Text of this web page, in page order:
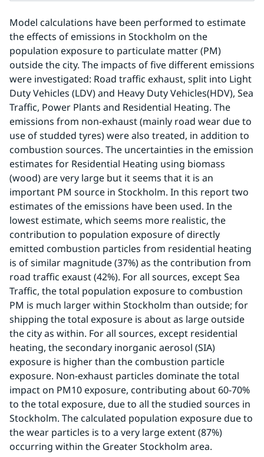
Model calculations have been performed to estimate
the effects of emissions in Stockholm on the
population exposure to particulate matter (PM)
outside the city. The impacts of five different emissions
were investigated: Road traffic exhaust, split into Light
Duty Vehicles (LDV) and Heavy Duty Vehicles(HDV), Sea
Traffic, Power Plants and Residential Heating. The
emissions from non-exhaust (mainly road wear due to
use of studded tyres) were also treated, in addition to
combustion sources. The uncertainties in the emission
estimates for Residential Heating using biomass
(wood) are very large but it seems that it is an
important PM source in Stockholm. In this report two
estimates of the emissions have been used. In the
lowest estimate, which seems more realistic, the
contribution to population exposure of directly
emitted combustion particles from residential heating
is of similar magnitude (37%) as the contribution from
road traffic exaust (42%). For all sources, except Sea
Traffic, the total population exposure to combustion
PM is much larger within Stockholm than outside; for
shipping the total exposure is about as large outside
the city as within. For all sources, except residential
heating, the secondary inorganic aerosol (SIA)
exposure is higher than the combustion particle
exposure. Non-exhaust particles dominate the total
impact on PM10 exposure, contributing about 60-70%
to the total exposure, due to all the studied sources in
Stockholm. The calculated population exposure due to
the wear particles is to a very large extent (87%)
occurring within the Greater Stockholm area.